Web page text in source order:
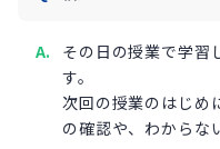
その日の授業で学習
す。
次回の授業のはじめ
の確認や、わからな